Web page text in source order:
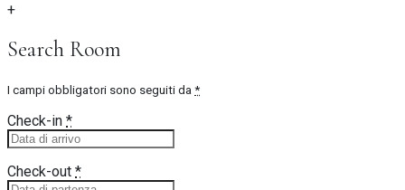
+
Search Room
I campi obbligatori sono seguiti da *
Check-in *
Check-out *